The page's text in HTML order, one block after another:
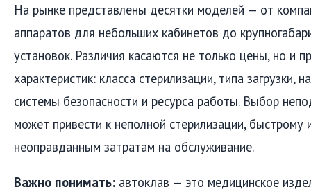
На рынке представлены десятки моделей — от
аппаратов для небольших кабинетов до
установок. Различия касаются не только цены, но и
характеристик: класса стерилизации, типа загрузки,
системы безопасности и ресурса работы. Выбор
может привести к неполной стерилизации, быстрому
неоправданным затратам на обслуживание.
Важно понимать: автоклав — это медицинское